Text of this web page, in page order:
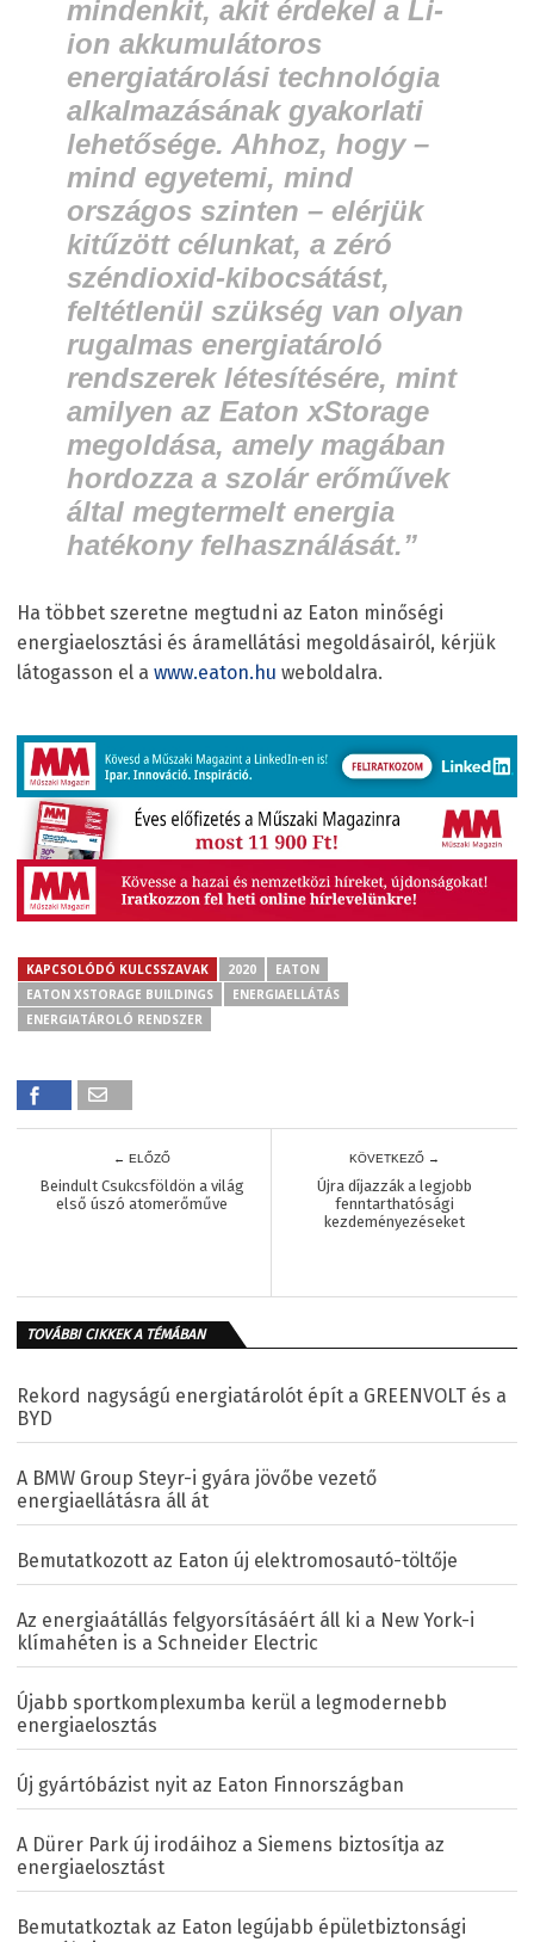
mindenkit, akit érdekel a Li-
ion akkumulátoros
energiatárolási technológia
alkalmazásának gyakorlati
lehetősége. Ahhoz, hogy –
mind egyetemi, mind
országos szinten – elérjük
kitűzött célunkat, a zéró
széndioxid-kibocsátást,
feltétlenül szükség van olyan
rugalmas energiatároló
rendszerek létesítésére, mint
amilyen az Eaton xStorage
megoldása, amely magában
hordozza a szolár erőművek
által megtermelt energia
hatékony felhasználását.”
Ha többet szeretne megtudni az Eaton minőségi
energiaelosztási és áramellátási megoldásairól, kérjük
látogasson el a www.eaton.hu weboldalra.
KAPCSOLÓDÓ KULCSSZAVAK 2020
EATON
EATON XSTORAGE BUILDINGS
ENERGIAELLÁTÁS
ENERGIATÁROLÓ RENDSZER
← ELŐZŐ
Beindult Csukcsföldön a világ
első úszó atomerőműve
KÖVETKEZŐ →
Újra díjazzák a legjobb
fenntarthatósági
kezdeményezéseket
TOVÁBBI CIKKEK A TÉMÁBAN
Rekord nagyságú energiatárolót épít a GREENVOLT és a
BYD
A BMW Group Steyr-i gyára jövőbe vezető
energiaellátásra áll át
Bemutatkozott az Eaton új elektromosautó-töltője
Az energiaátállás felgyorsításáért áll ki a New York-i
klímahéten is a Schneider Electric
Újabb sportkomplexumba kerül a legmodernebb
energiaelosztás
Új gyártóbázist nyit az Eaton Finnországban
A Dürer Park új irodáihoz a Siemens biztosítja az
energiaelosztást
Bemutatkoztak az Eaton legújabb épületbiztonsági